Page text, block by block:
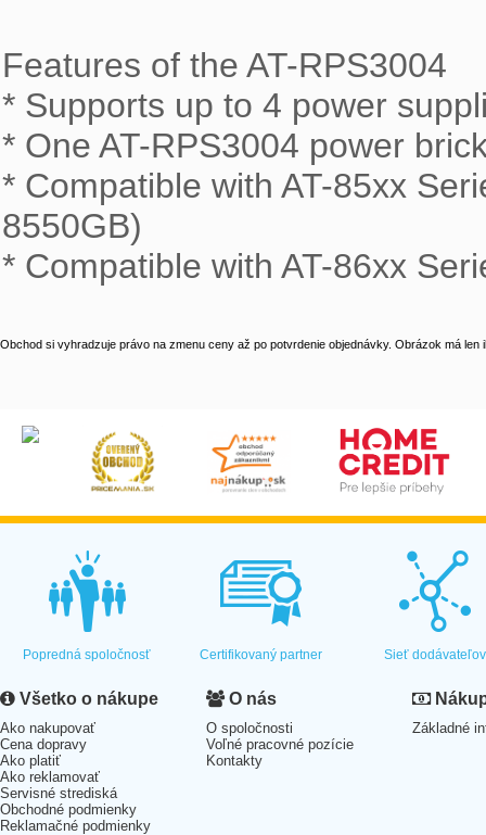
Features of the AT-RPS3004
* Supports up to 4 power
* One AT-RPS3004 power
* Compatible with AT-85xx
8550GB)
* Compatible with AT-86xx
Obchod si vyhradzuje právo na zmenu ceny až po potvrdenie objednávky. Obrázok má len
Popredná spoločnosť Certifikovaný partner Sieť dodávateľov
Všetko o nákupe
Ako nakupovať
Cena dopravy
Ako platiť
Ako reklamovať
Servisné strediská
Obchodné podmienky
Reklamačné podmienky
O nás
O spoločnosti
Voľné pracovné pozície
Kontakty
Základné